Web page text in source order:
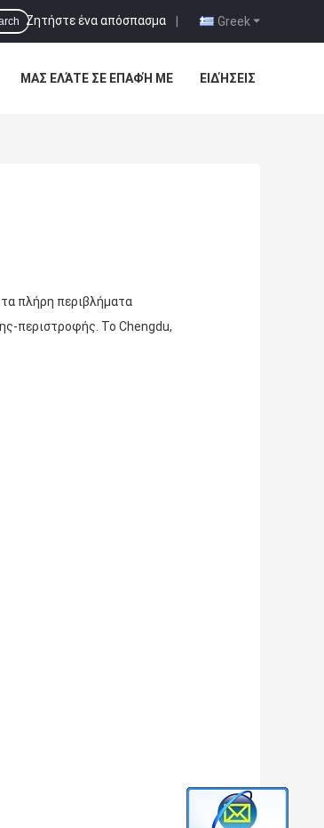
Greek
Ζητήστε ένα απόσπασμα |
ΜΑΣ ΕΛΆΤΕ ΣΕ ΕΠΑΦΉ ΜΕ ΕΙΔΉΣΕΙΣ
πλήρη περιβλήματα
περιστροφής. Το Chengdu,